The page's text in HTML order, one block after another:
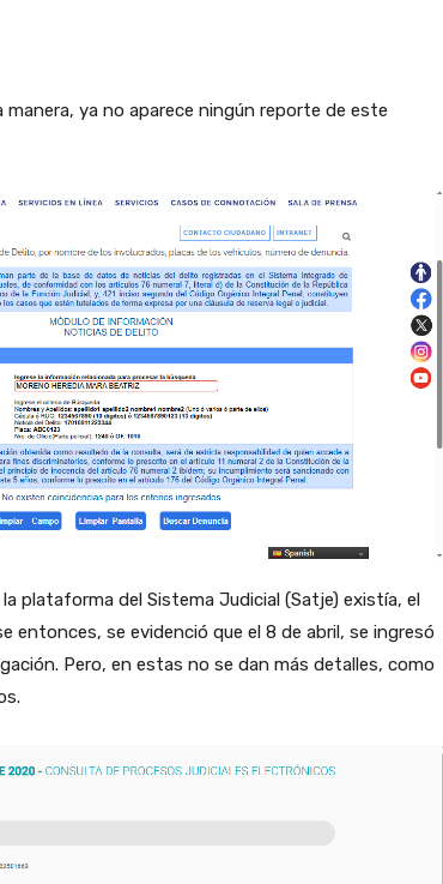
ya no aparece ningún reporte de este
plataforma del Sistema Judicial (Satje) existía, el
entonces, se evidenció que el 8 de abril, se ingresó
Pero, en estas no se dan más detalles, como